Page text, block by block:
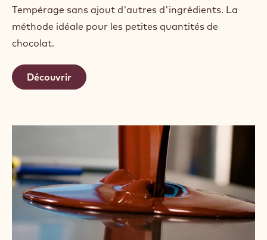
Tempérage sans ajout d'autres d'ingrédients. La
méthode idéale pour les petites quantités de
chocolat.
Découvrir